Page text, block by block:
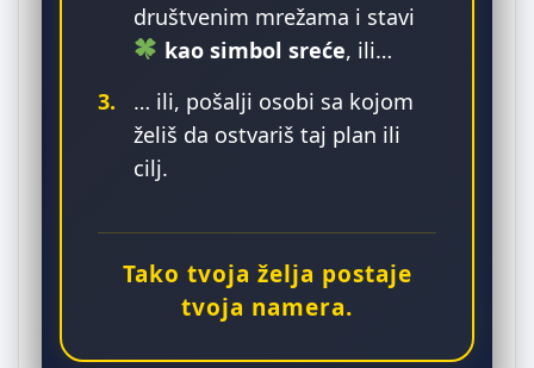
društvenim mrežama i stavi
kao simbol sreće, ili…
3.
… ili, pošalji osobi sa kojom
želiš da ostvariš taj plan ili
cilj.
Tako tvoja želja postaje
tvoja namera.